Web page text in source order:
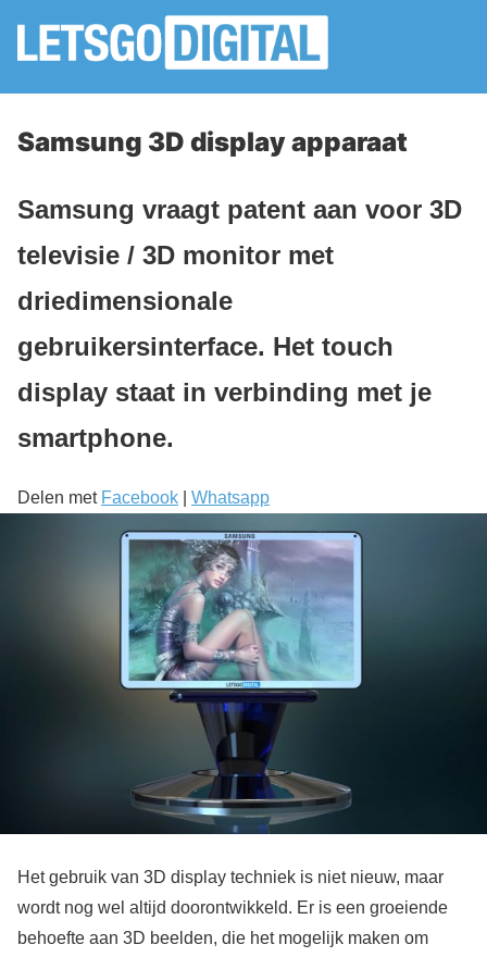
Samsung 3D display apparaat
Samsung vraagt patent aan voor 3D
televisie / 3D monitor met
driedimensionale
gebruikersinterface. Het touch
display staat in verbinding met je
smartphone.
Delen met Facebook Whatsapp
Het gebruik van 3D display techniek is niet nieuw, maar
wordt nog wel altijd doorontwikkeld. Er is een groeiende
behoefte aan 3D beelden, die het mogelijk maken om